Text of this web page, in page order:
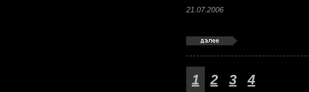
21.07.2006
1 2 3 4